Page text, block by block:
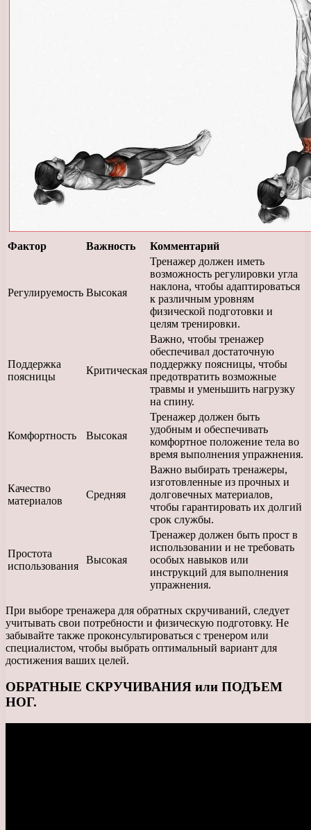
Фактор Важность Комментарий
Регулируемость Высокая
Тренажер должен иметь
возможность регулировки угла
наклона, чтобы адаптироваться
к различным уровням
физической подготовки и
целям тренировки.
Поддержка
поясницы
Критическая
Важно, чтобы тренажер
обеспечивал достаточную
поддержку поясницы, чтобы
предотвратить возможные
травмы и уменьшить нагрузку
на спину.
Комфортность Высокая
Тренажер должен быть
удобным и обеспечивать
комфортное положение тела во
время выполнения упражнения.
Качество
материалов
Средняя
Важно выбирать тренажеры,
изготовленные из прочных и
долговечных материалов,
чтобы гарантировать их долгий
срок службы.
Простота
использования
Высокая
Тренажер должен быть прост в
использовании и не требовать
особых навыков или
инструкций для выполнения
упражнения.
При выборе тренажера для обратных скручиваний, следует
учитывать свои потребности и физическую подготовку. Не
забывайте также проконсультироваться с тренером или
специалистом, чтобы выбрать оптимальный вариант для
достижения ваших целей.
ОБРАТНЫЕ СКРУЧИВАНИЯ или ПОДЪЕМ
НОГ.